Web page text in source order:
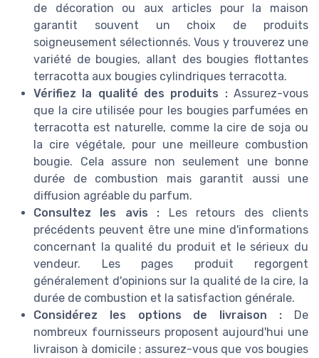
de décoration ou aux articles pour la maison
garantit souvent un choix de produits
soigneusement sélectionnés. Vous y trouverez une
variété de bougies, allant des bougies flottantes
terracotta aux bougies cylindriques terracotta.
Vérifiez la qualité des produits :Assurez-vous
que la cire utilisée pour les bougies parfumées en
terracotta est naturelle, comme la cire de soja ou
la cire végétale, pour une meilleure combustion
bougie. Cela assure non seulement une bonne
durée de combustion mais garantit aussi une
diffusion agréable du parfum.
Consultez les avis : Les retours des clients
précédents peuvent être une mine d'informations
concernant la qualité du produit et le sérieux du
vendeur. Les pages produit regorgent
généralement d'opinions sur la qualité de la cire, la
durée de combustion et la satisfaction générale.
Considérez les options de livraison : De
nombreux fournisseurs proposent aujourd'hui une
livraison à domicile ; assurez-vous que vos bougies